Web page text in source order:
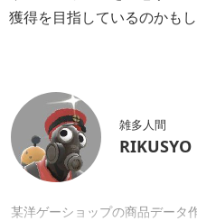
獲得を目指しているのかもし
雑多人間
RIKUSYO
某洋ゲーショップの商品データ